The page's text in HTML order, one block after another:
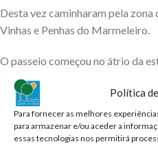
Política
Para fornecer as melhores
para armazenar e/ou aceder a
essas tecnologias nos permitirá
Desta vez caminharam pela zona
Vinhas e Penhas do Marmeleiro.
O passeio começou no átrio da
onde o grupo de 19 participantes
Seguiram para Cascais num dia
suave. A beleza do local e o
delicioso!